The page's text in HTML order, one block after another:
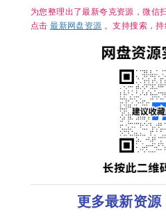
为您整理出了最新夸克资源，微信
点击最新网盘资源 。支持搜索，
更多最新资源